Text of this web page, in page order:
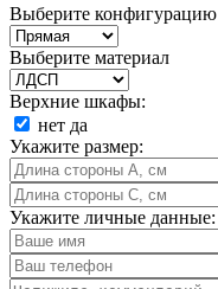
Выберите конфигурацию
Выберите материал
Верхние шкафы:
нет да
Укажите размер:
Укажите личные данные: